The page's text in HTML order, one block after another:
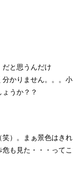
と思うんだけ
かりません。。。小
うか？？
）。まぁ景色はきれ
も見た・・・ってこ